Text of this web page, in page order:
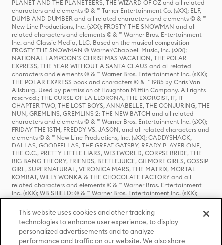
PLANET AND THE PLANETEERS, THE WIZARD OF OZ and all related
characters and elements © & ™ Turner Entertainment Co. (sXX); ELF,
DUMB AND DUMBER and all related characters and elements © & ™
New Line Productions, Inc. (sXX); FROSTY THE SNOWMAN and all
related characters and elements © & ™ Warner Bros. Entertainment
Inc. and Classic Media, LLC. Based on the musical composition
FROSTY THE SNOWMAN © Warner/Chappell Music, Inc. (sXX);
NATIONAL LAMPOON'S CHRISTMAS VACATION, THE POLAR
EXPRESS, THE YEAR WITHOUT A SANTA CLAUS and all related
characters and elements © & ™ Warner Bros. Entertainment Inc. (sXX);
THE POLAR EXPRESS book and characters © & ™ 1985 by Chris Van
Allsburg. Used by permission of Houghton Mifflin Company. All rights
reserved.; THE CURSE OF LA LLORONA, THE EXORCIST, IT, IT
CHAPTER TWO, THE LOST BOYS, ANNABELLE, THE CONJURING, THE
NUN, GREMLINS, GREMLINS 2: THE NEW BATCH and all related
characters and elements © & ™ Warner Bros. Entertainment Inc. (sXX);
FRIDAY THE 13TH, FREDDY VS. JASON, and all related characters and
elements © & ™ New Line Productions, Inc. (sXX); CADDYSHACK,
DALLAS, GOODFELLAS, THE GREAT GATSBY, READY PLAYER ONE,
THE O.C., PRETTY LITTLE LIARS, WESTWORLD, CORPSE BRIDE, THE
BIG BANG THEORY, FRIENDS, BEETLEJUICE, GILMORE GIRLS, GOSSIP
GIRL, SUPERNATURAL, VERONICA MARS, THE MATRIX, MORTAL
KOMBAT, WILLY WONKA & THE CHOCOLATE FACTORY and all
related characters and elements © & ™ Warner Bros. Entertainment
Inc. (sXX); WB SHIELD: © & ™ Warner Bros. Entertainment Inc. (sXX);
HOUSE OF THE DRAGON, GAME OF THRONES, and all related
characters and elements © & ™ Home Box Office, Inc. (sXX); CHILLING
ADVENTURES OF SABRINA, RIVERDALE © & ™ Warner Bros.
Entertainment Inc. Archie Comics and all related characters and
elements © & ™ Archie Comic Publications, Inc. Used with permission.
(sXX); SEINFELD and all related characters and elements © & ™ Castle
This website uses cookies and other tracking
technologies to enhance user experience, to display
personalized advertisements and to analyze
performance and traffic on our website. We also share